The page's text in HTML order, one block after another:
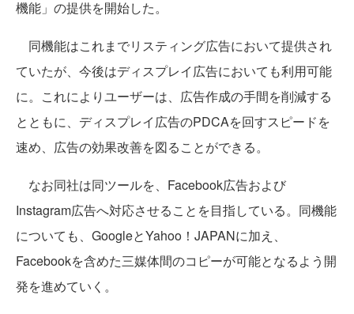
機能」の提供を開始した。
同機能はこれまでリスティング広告において提供され
ていたが、今後はディスプレイ広告においても利用可能
に。これによりユーザーは、広告作成の手間を削減する
とともに、ディスプレイ広告のPDCAを回すスピードを
速め、広告の効果改善を図ることができる。
なお同社は同ツールを、Facebook広告および
Instagram広告へ対応させることを目指している。同機能
についても、GoogleとYahoo！JAPANに加え、
Facebookを含めた三媒体間のコピーが可能となるよう開
発を進めていく。